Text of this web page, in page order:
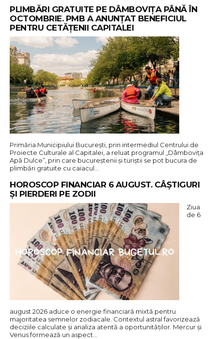
PLIMBĂRI GRATUITE PE DÂMBOVIȚA PÂNĂ ÎN
OCTOMBRIE. PMB A ANUNȚAT BENEFICIUL
PENTRU CETĂȚENII CAPITALEI
Primăria Municipiului București, prin intermediul Centrului de
Proiecte Culturale al Capitalei, a reluat programul „Dâmbovița
Apă Dulce”, prin care bucureștenii și turiștii se pot bucura de
plimbări gratuite cu caiacul…
HOROSCOP FINANCIAR 6 AUGUST. CÂȘTIGURI
ȘI PIERDERI PE ZODII
Ziua
de 6
august 2026 aduce o energie financiară mixtă pentru
majoritatea semnelor zodiacale. Contextul astral favorizează
deciziile calculate și analiza atentă a oportunităților. Mercur și
Venus formează un aspect…